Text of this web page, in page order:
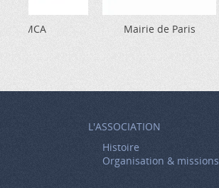
DMCA Mairie de Paris
L'ASSOCIATION
Histoire
Organisation & missions